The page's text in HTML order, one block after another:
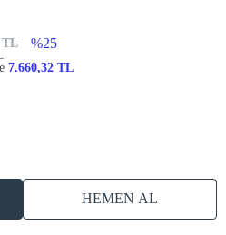
TL %25
7.660,32 TL
HEMEN AL